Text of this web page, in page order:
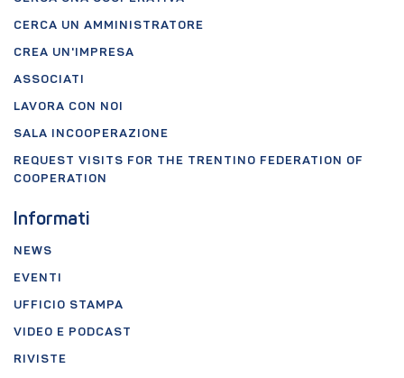
CERCA UN AMMINISTRATORE
CREA UN'IMPRESA
ASSOCIATI
LAVORA CON NOI
SALA INCOOPERAZIONE
REQUEST VISITS FOR THE TRENTINO FEDERATION OF
COOPERATION
Informati
NEWS
EVENTI
UFFICIO STAMPA
VIDEO E PODCAST
RIVISTE